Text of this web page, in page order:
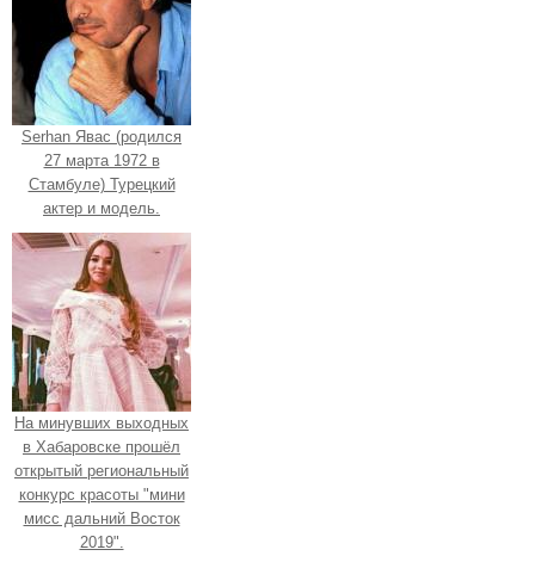
Serhan Явас (родился
27 марта 1972 в
Стамбуле) Турецкий
актер и модель.
На минувших выходных
в Хабаровске прошёл
открытый региональный
конкурс красоты "мини
мисс дальний Восток
2019".